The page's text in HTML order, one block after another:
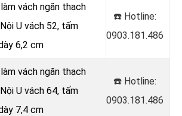
vách ngăn thạch
U vách 52, tấm
6,2 cm
☎️ Hotline:
0903.181.486
vách ngăn thạch
U vách 64, tấm
7,4 cm
☎️ Hotline:
0903.181.486